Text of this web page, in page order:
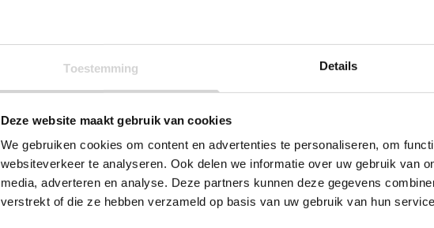
Toestemming Details
Deze website maakt gebruik van cookies
We gebruiken cookies om content en advertenties te personaliseren, om
websiteverkeer te analyseren. Ook delen we informatie over uw gebruik van
media, adverteren en analyse. Deze partners kunnen deze gegevens
verstrekt of die ze hebben verzameld op basis van uw gebruik van hun